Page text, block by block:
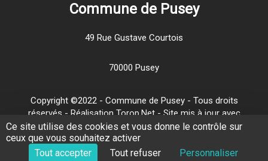
Commune de Pusey
49 Rue Gustave Courtois
70000 Pusey
Copyright ©2022 - Commune de Pusey - Tous droits
réservés - Réalisation Torop.Net - Site mis à jour avec
wsb-Mentions légales- Traitement de vos données
personnelles-
Ce site utilise des cookies et vous donne le contrôle sur
ceux que vous souhaitez activer
Tout accepter
Tout refuser Personnaliser